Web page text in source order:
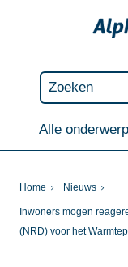
Alle
Home Nieuws
Inwoners mogen
(NRD) voor het